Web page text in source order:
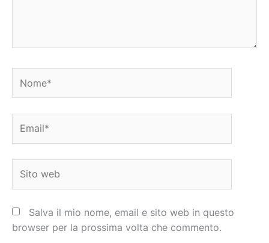
web
Salva il mio nome, email e sito web in questo
browser per la prossima volta che commento.